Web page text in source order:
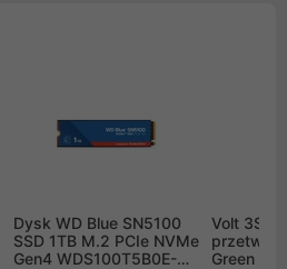
Dysk WD Blue SN5100
SSD 1TB M.2 PCIe NVMe
Gen4 WDS100T5B0E-
Volt
Green